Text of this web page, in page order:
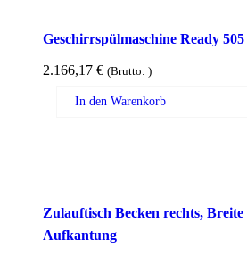
Geschirrspülmaschine Ready
2.166,17 € (Brutto: )
In den Warenkorb
Zulauftisch Becken rechts,
Aufkantung